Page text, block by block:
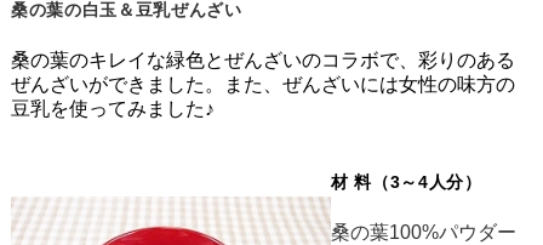
桑の葉の白玉＆豆乳ぜんざい
桑の葉のキレイな緑色とぜんざいのコラボで、彩りのある
ぜんざいができました。また、ぜんざいには女性の味方の
豆乳を使ってみました♪
材 料（3～4人分）
桑の葉100%パウダー